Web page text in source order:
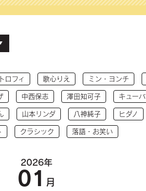
ロフィ 歌心りえ ミン・ヨンチ
中西保志 澤田知可子 キューバ
山本リンダ 八神純子 ヒダノ
クラシック 落語・お笑い
2026年
01 月